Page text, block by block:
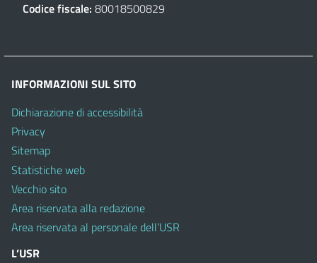
Codice fiscale: 80018500829
INFORMAZIONI SUL SITO
Dichiarazione di accessibilità
Privacy
Sitemap
Statistiche web
Vecchio sito
Area riservata alla redazione
Area riservata al personale dell’USR
L’USR